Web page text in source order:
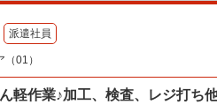
派遣社員
01）
軽作業♪加工、検査、レジ打